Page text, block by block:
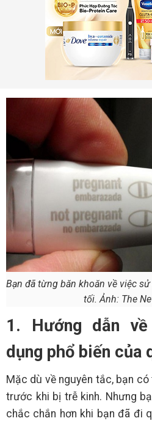
Bạn đã từng băn khoăn về việc
tối. Ảnh: The
1. Hướng dẫn
dụng phổ biến của
Mặc dù về nguyên tắc, bạn
trước khi bị trễ kinh. Nhưng
chắc chắn hơn khi bạn đã đi